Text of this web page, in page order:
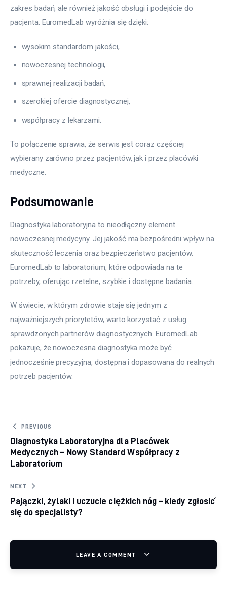
zakres badań, ale również jakość obsługi i podejście do
pacjenta. EuromedLab wyróżnia się dzięki:
wysokim standardom jakości,
nowoczesnej technologii,
sprawnej realizacji badań,
szerokiej ofercie diagnostycznej,
współpracy z lekarzami.
To połączenie sprawia, że serwis jest coraz częściej
wybierany zarówno przez pacjentów, jak i przez placówki
medyczne.
Podsumowanie
Diagnostyka laboratoryjna to nieodłączny element
nowoczesnej medycyny. Jej jakość ma bezpośredni wpływ na
skuteczność leczenia oraz bezpieczeństwo pacjentów.
EuromedLab to laboratorium, które odpowiada na te
potrzeby, oferując rzetelne, szybkie i dostępne badania.
W świecie, w którym zdrowie staje się jednym z
najważniejszych priorytetów, warto korzystać z usług
sprawdzonych partnerów diagnostycznych. EuromedLab
pokazuje, że nowoczesna diagnostyka może być
jednocześnie precyzyjna, dostępna i dopasowana do realnych
potrzeb pacjentów.
Nawigacja wpisu
PREVIOUS
Diagnostyka Laboratoryjna dla Placówek
Medycznych – Nowy Standard Współpracy z
Laboratorium
NEXT
Pajączki, żylaki i uczucie ciężkich nóg – kiedy zgłosić
się do specjalisty?
LEAVE A COMMENT